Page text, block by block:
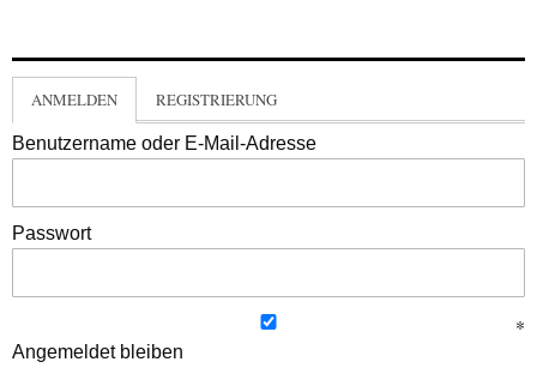
ANMELDEN REGISTRIERUNG
Benutzername oder E-Mail-Adresse
Passwort
Angemeldet bleiben